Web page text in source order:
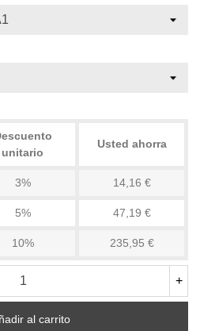
unitario
Usted ahorra
3% 14,16 €
5% 47,19 €
10% 235,95 €
+
al carrito